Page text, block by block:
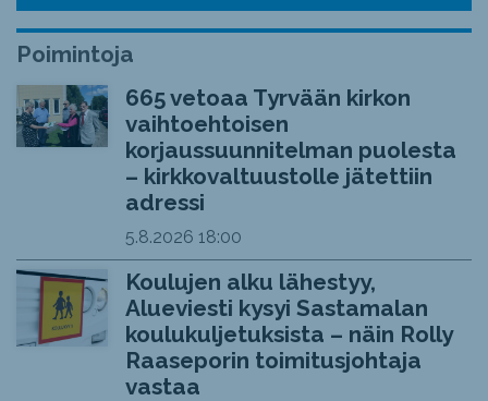
Poimintoja
665 vetoaa Tyrvään kirkon
vaihtoehtoisen
korjaussuunnitelman puolesta
– kirkkovaltuustolle jätettiin
adressi
5.8.2026 18:00
Koulujen alku lähestyy,
Alueviesti kysyi Sastamalan
koulukuljetuksista – näin Rolly
Raaseporin toimitusjohtaja
vastaa